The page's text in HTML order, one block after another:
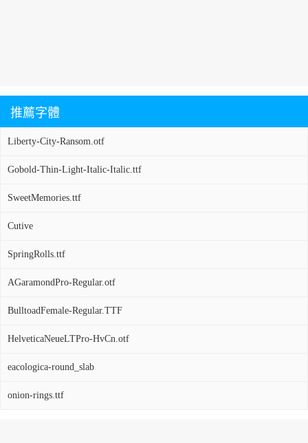
推薦字體
Liberty-City-Ransom.otf
Gobold-Thin-Light-Italic-Italic.ttf
SweetMemories.ttf
Cutive
SpringRolls.ttf
AGaramondPro-Regular.otf
BulltoadFemale-Regular.TTF
HelveticaNeueLTPro-HvCn.otf
eacologica-round_slab
onion-rings.ttf